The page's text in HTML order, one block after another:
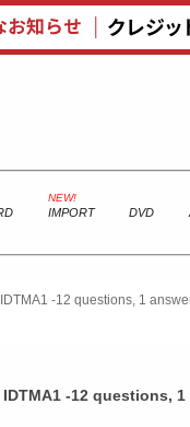
IMPORT DVD
-12 questions, 1
IDTMA1 -12 questions,